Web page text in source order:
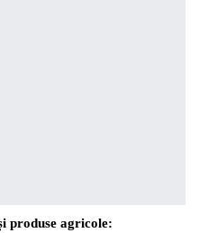
produse agricole: